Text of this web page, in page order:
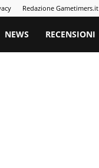
Redazione Gametimers.it
Gametimers
NEWS RECENSIONI